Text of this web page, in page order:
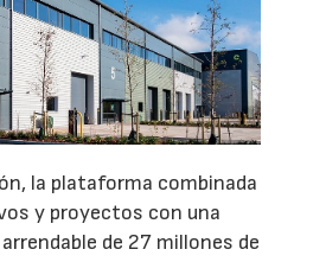
la plataforma combinada
y proyectos con una
de 27 millones de